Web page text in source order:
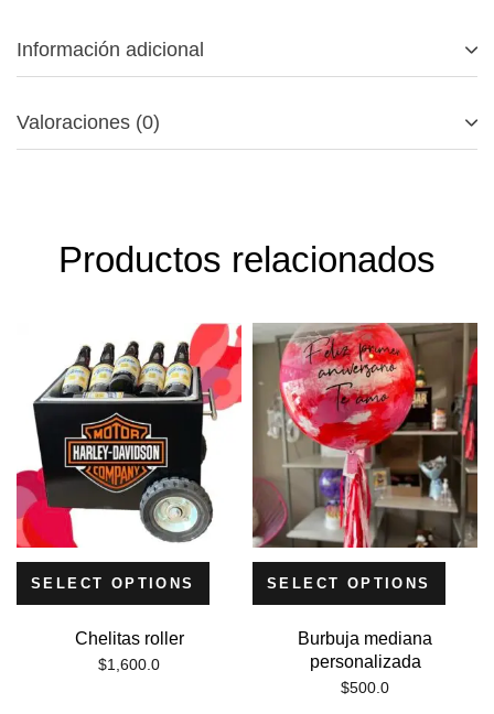
Información adicional
Valoraciones (0)
Productos relacionados
SELECT OPTIONS
Chelitas roller
$1,600.0
SELECT OPTIONS
Burbuja mediana
personalizada
$500.0